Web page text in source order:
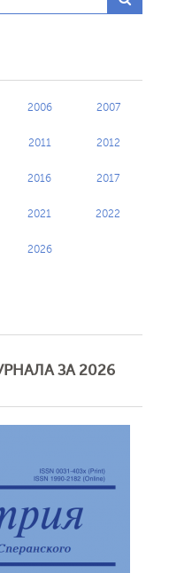
2006 2007
2011 2012
2016 2017
2021 2022
2026
ЗА 2026